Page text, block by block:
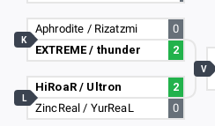
Aphrodite / Rizatzmi
0
EXTREME / thunder
2
K
HiRoaR / Ultron
2
ZincReal / YurReaL
0
L
V